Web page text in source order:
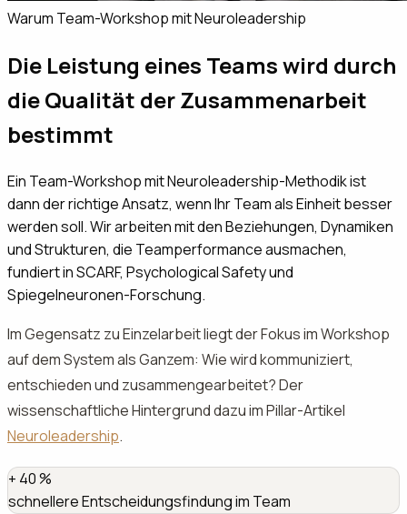
Warum Team-Workshop mit Neuroleadership
Die Leistung eines Teams wird durch
die Qualität der Zusammenarbeit
bestimmt
Ein Team-Workshop mit Neuroleadership-Methodik ist
dann der richtige Ansatz, wenn Ihr Team als Einheit besser
werden soll. Wir arbeiten mit den Beziehungen, Dynamiken
und Strukturen, die Teamperformance ausmachen,
fundiert in SCARF, Psychological Safety und
Spiegelneuronen-Forschung.
Im Gegensatz zu Einzelarbeit liegt der Fokus im Workshop
auf dem System als Ganzem: Wie wird kommuniziert,
entschieden und zusammengearbeitet? Der
wissenschaftliche Hintergrund dazu im Pillar-Artikel
Neuroleadership.
+ 40%
schnellere Entscheidungsfindung im Team